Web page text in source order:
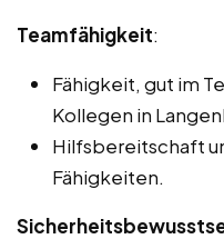
Teamfähigkeit:
Fähigkeit, gut im
Kollegen in
Hilfsbereitschaft
Fähigkeiten.